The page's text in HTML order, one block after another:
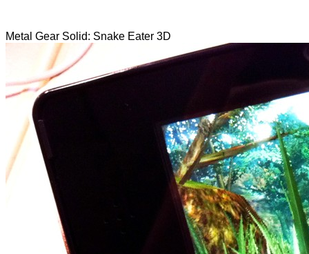
Metal Gear Solid: Snake Eater 3D